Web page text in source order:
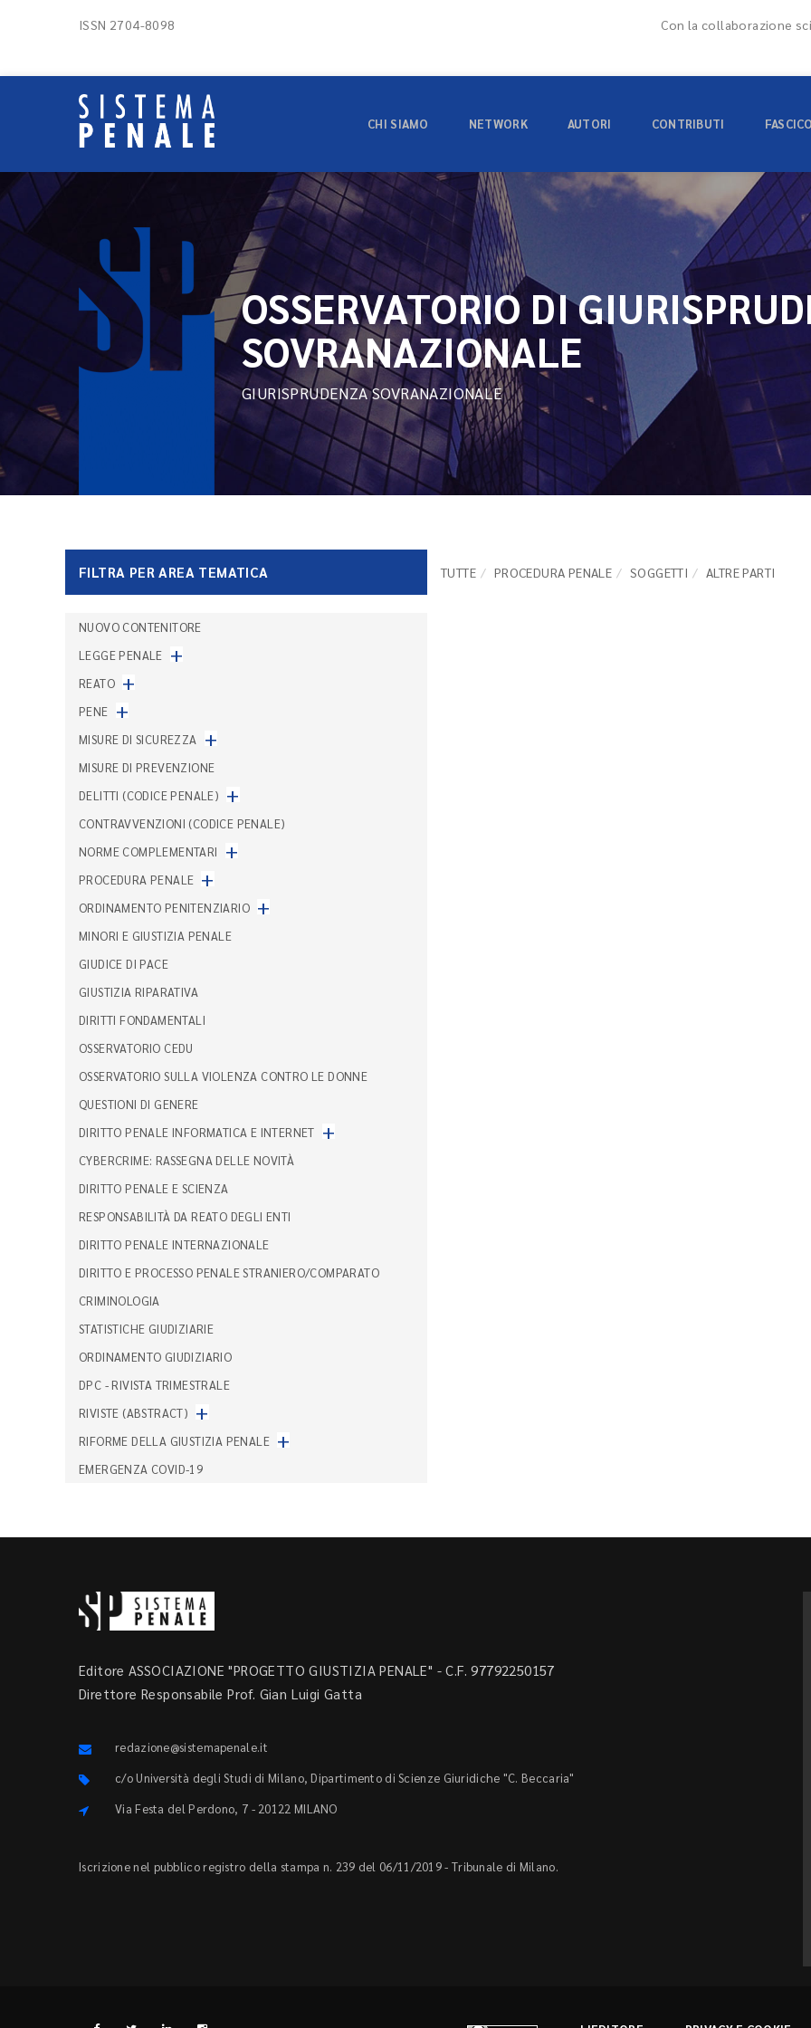
ISSN 2704-8098 Con la collaborazione
CHI SIAMO NETWORK AUTORI CONTRIBUTI
OSSERVATORIO DI
SOVRANAZIONALE
GIURISPRUDENZA SOVRANAZIONALE
FILTRA PER AREA TEMATICA TUTTE PROCEDURA PENALE SOGGETTI ALTRE PARTI
NUOVO CONTENITORE
LEGGE PENALE +
REATO +
PENE +
MISURE DI SICUREZZA +
MISURE DI PREVENZIONE
DELITTI (CODICE PENALE) +
CONTRAVVENZIONI (CODICE PENALE)
NORME COMPLEMENTARI
+
PROCEDURA PENALE +
ORDINAMENTO PENITENZIARIO +
MINORI E GIUSTIZIA PENALE
GIUDICE DI PACE
GIUSTIZIA RIPARATIVA
DIRITTI FONDAMENTALI
OSSERVATORIO CEDU
OSSERVATORIO SULLA VIOLENZA CONTRO LE DONNE
QUESTIONI DI GENERE
DIRITTO PENALE INFORMATICA E INTERNET +
CYBERCRIME: RASSEGNA DELLE NOVITÀ
DIRITTO PENALE E SCIENZA
RESPONSABILITÀ DA REATO DEGLI ENTI
DIRITTO PENALE INTERNAZIONALE
DIRITTO E PROCESSO PENALE STRANIERO/COMPARATO
CRIMINOLOGIA
STATISTICHE GIUDIZIARIE
ORDINAMENTO GIUDIZIARIO
DPC - RIVISTA TRIMESTRALE
RIVISTE (ABSTRACT) +
RIFORME DELLA GIUSTIZIA PENALE +
EMERGENZA COVID-19
Editore ASSOCIAZIONE "PROGETTO GIUSTIZIA PENALE" - C.F. 97792250157
Direttore Responsabile Prof. Gian Luigi Gatta
redazione@sistemapenale.it
c/o Università degli Studi di Milano, Dipartimento di Scienze Giuridiche "C. Beccaria"
Via Festa del Perdono, 7 - 20122 MILANO
Iscrizione nel pubblico registro della stampa n. 239 del 06/11/2019 - Tribunale di Milano.